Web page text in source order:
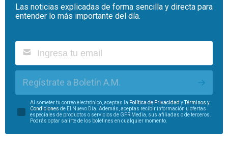
Las noticias explicadas de forma sencilla y directa para
entender lo más importante del día.
Regístrate a Boletín A.M.
Al someter tu correo electrónico, aceptas la Política de Privacidad yTérminos y
Condiciones de El Nuevo Día. Además, aceptas recibir información u ofertas
especiales de productos o servicios de GFR Media, sus afiliadas o de terceros.
Podrás optar salirte de los boletines en cualquier momento.